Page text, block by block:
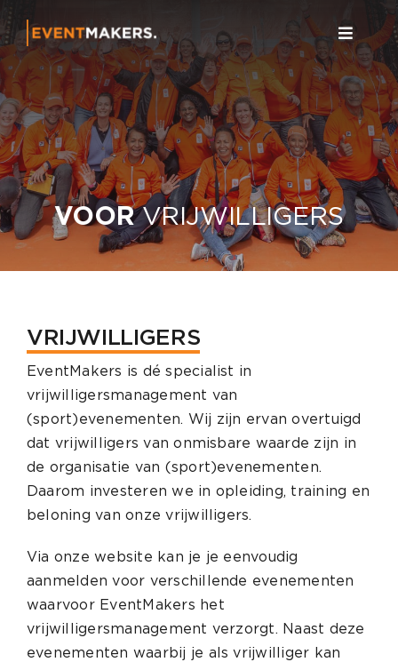
Ga
naar
inhoud
Toggle
Home
Over
VOORVRIJWILLIGERS
VRIJWILLIGERS
EventMakers is dé specialist in
vrijwilligersmanagement van
(sport)evenementen. Wij zijn ervan overtuigd
dat vrijwilligers van onmisbare waarde zijn in
de organisatie van (sport)evenementen.
Daarom investeren we in opleiding, training en
beloning van onze vrijwilligers.
Via onze website kan je je eenvoudig
aanmelden voor verschillende evenementen
waarvoor EventMakers het
vrijwilligersmanagement verzorgt. Naast deze
evenementen waarbij je als vrijwilliger kan